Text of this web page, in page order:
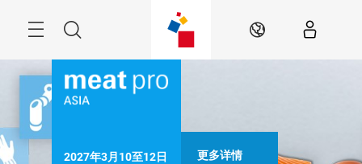
索
ZH
2027年3月10至12日
更多详情